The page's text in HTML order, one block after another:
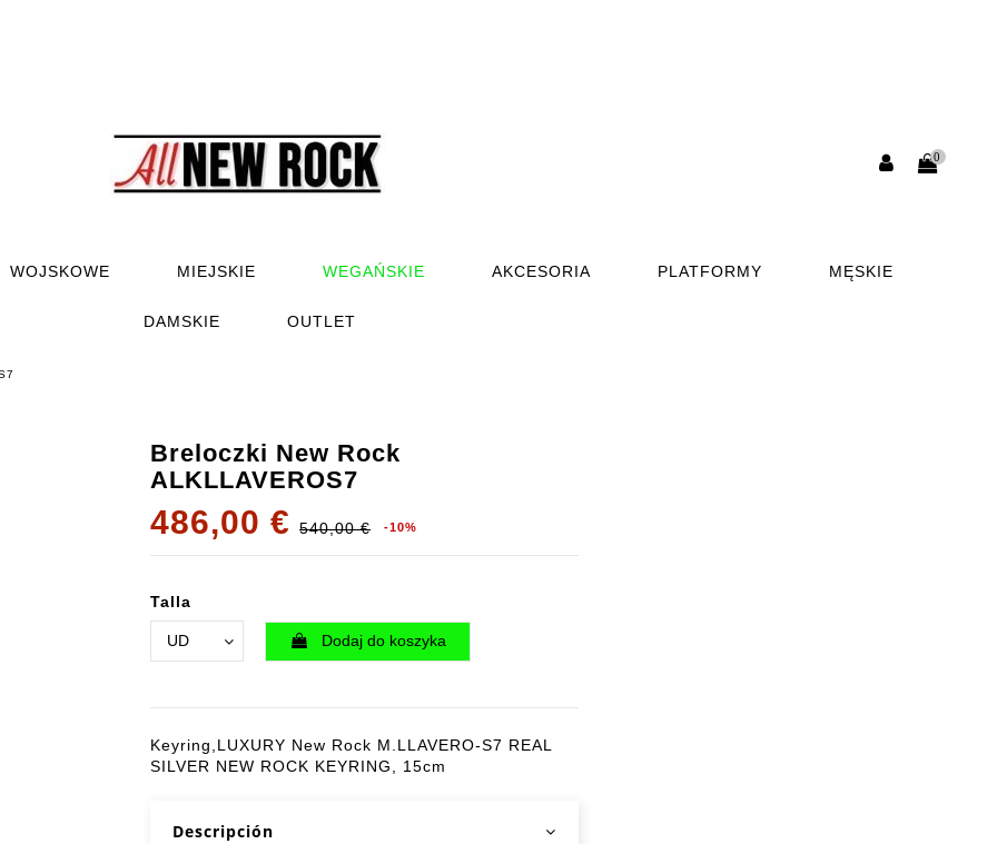
0
WOJSKOWE MIEJSKIE WEGAŃSKIE AKCESORIA PLATFORMY MĘSKIE
DAMSKIE OUTLET
Breloczki New Rock
ALKLLAVEROS7
486,00 € 540,00 € -10%
Talla
Dodaj do koszyka
Keyring,LUXURY New Rock M.LLAVERO-S7 REAL
SILVER NEW ROCK KEYRING, 15cm
Descripción